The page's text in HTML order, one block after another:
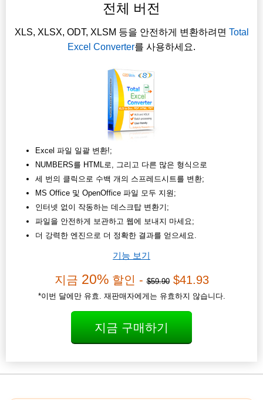
전체 버전
XLS, XLSX, ODT, XLSM 등을 안전하게 변환하려면 Total
Excel Converter를 사용하세요.
Excel 파일 일괄 변환!;
NUMBERS를 HTML로, 그리고 다른 많은 형식으로
세 번의 클릭으로 수백 개의 스프레드시트를 변환;
MS Office 및 OpenOffice 파일 모두 지원;
인터넷 없이 작동하는 데스크탑 변환기;
파일을 안전하게 보관하고 웹에 보내지 마세요;
더 강력한 엔진으로 더 정확한 결과를 얻으세요.
기능 보기
지금 20%할인 -$59.90$41.93
*이번 달에만 유효. 재판매자에게는 유효하지 않습니다.
지금 구매하기